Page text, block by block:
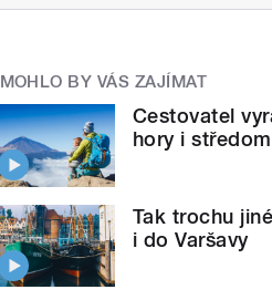
MOHLO BY VÁS ZAJÍMAT
Cestovatel
hory i
Tak trochu
i do Varšavy